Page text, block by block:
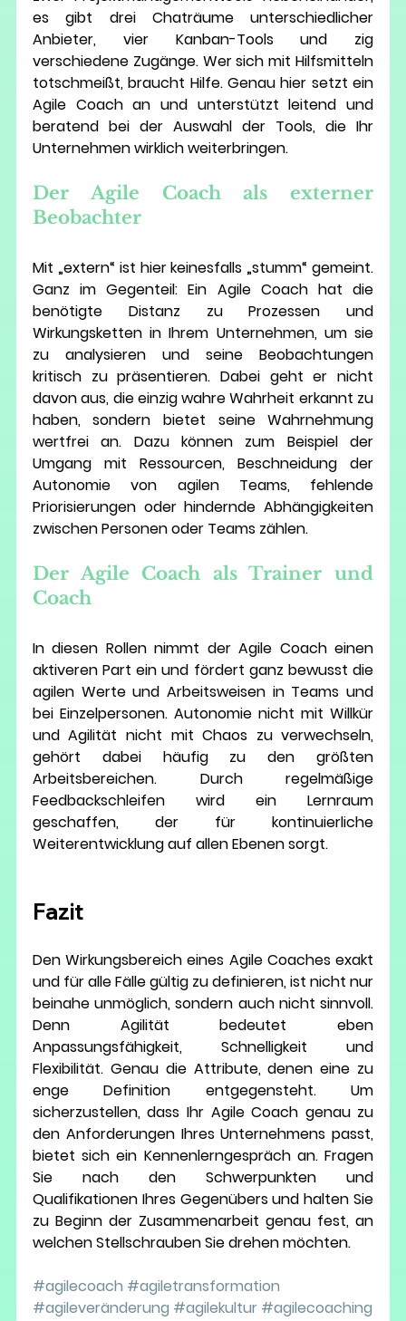
es gibt drei Chaträume unterschiedlicher
Anbieter, vier Kanban-Tools und zig
verschiedene Zugänge. Wer sich mit Hilfsmitteln
totschmeißt, braucht Hilfe. Genau hier setzt ein
Agile Coach an und unterstützt leitend und
beratend bei der Auswahl der Tools, die Ihr
Unternehmen wirklich weiterbringen.
Der Agile Coach als externer
Beobachter
Mit „extern“ ist hier keinesfalls „stumm“ gemeint.
Ganz im Gegenteil: Ein Agile Coach hat die
benötigte Distanz zu Prozessen und
Wirkungsketten in Ihrem Unternehmen, um sie
zu analysieren und seine Beobachtungen
kritisch zu präsentieren. Dabei geht er nicht
davon aus, die einzig wahre Wahrheit erkannt zu
haben, sondern bietet seine Wahrnehmung
wertfrei an. Dazu können zum Beispiel der
Umgang mit Ressourcen, Beschneidung der
Autonomie von agilen Teams, fehlende
Priorisierungen oder hindernde Abhängigkeiten
zwischen Personen oder Teams zählen.
Der Agile Coach als Trainer und
Coach
In diesen Rollen nimmt der Agile Coach einen
aktiveren Part ein und fördert ganz bewusst die
agilen Werte und Arbeitsweisen in Teams und
bei Einzelpersonen. Autonomie nicht mit Willkür
und Agilität nicht mit Chaos zu verwechseln,
gehört dabei häufig zu den größten
Arbeitsbereichen. Durch regelmäßige
Feedbackschleifen wird ein Lernraum
geschaffen, der für kontinuierliche
Weiterentwicklung auf allen Ebenen sorgt.
Fazit
Den Wirkungsbereich eines Agile Coaches exakt
und für alle Fälle gültig zu definieren, ist nicht nur
beinahe unmöglich, sondern auch nicht sinnvoll.
Denn Agilität bedeutet eben
Anpassungsfähigkeit, Schnelligkeit und
Flexibilität. Genau die Attribute, denen eine zu
enge Definition entgegensteht. Um
sicherzustellen, dass Ihr Agile Coach genau zu
den Anforderungen Ihres Unternehmens passt,
bietet sich ein Kennenlerngespräch an. Fragen
Sie nach den Schwerpunkten und
Qualifikationen Ihres Gegenübers und halten Sie
zu Beginn der Zusammenarbeit genau fest, an
welchen Stellschrauben Sie drehen möchten.
#agilecoach #agiletransformation
#agileveränderung #agilekultur #agilecoaching